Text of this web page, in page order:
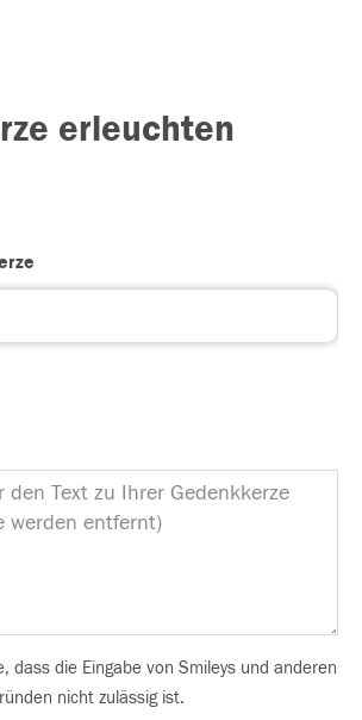
erleuchten
dass die Eingabe von Smileys und anderen
nicht zulässig ist.